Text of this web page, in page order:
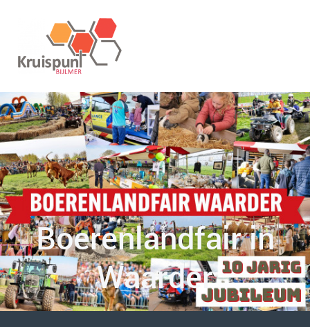
Boerenlandfair in
Waarder